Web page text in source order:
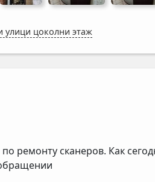
улици цоколни этаж
ремонту сканеров. Как